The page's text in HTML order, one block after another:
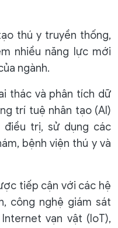
thú y truyền thống,
nhiều năng lực mới
ngành.
thác và phân tích dữ
trí tuệ nhân tạo (AI)
trị, sử dụng các
bệnh viện thú y và
tiếp cận với các hệ
công nghệ giám sát
vạn vật (IoT),